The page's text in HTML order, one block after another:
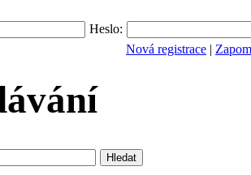
Heslo:
Nová registrace |